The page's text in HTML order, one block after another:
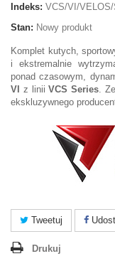
Indeks: VCS/VI/
Stan: Nowy produkt
Komplet kutych,
i ekstremalnie
ponad czasowym,
VI z liniiVCS Series.
ekskluzywnego
Tweetuj
Drukuj